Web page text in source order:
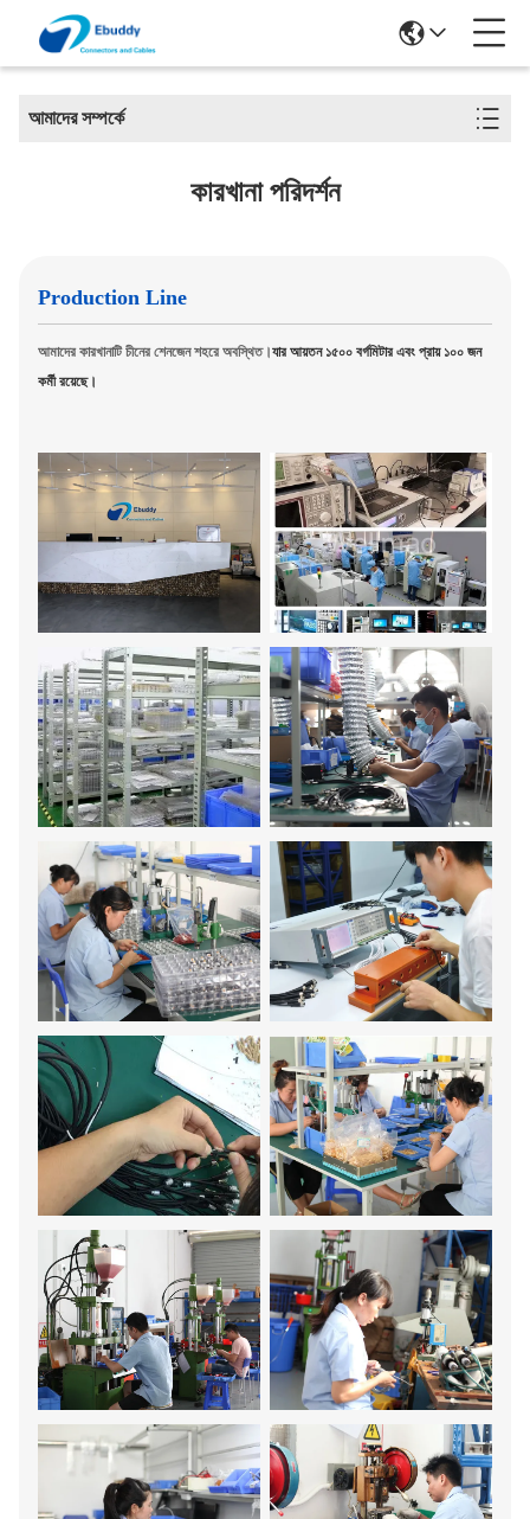
আমাদের সম্পর্কে
কারখানা পরিদর্শন
Production Line
আমাদের কারখানাটি চীনের শেনজেন শহরে অবস্থিত।যার আয়তন ১৫০০ বর্গমিটার এবং প্রায় ১০০ জন
কর্মী রয়েছে।